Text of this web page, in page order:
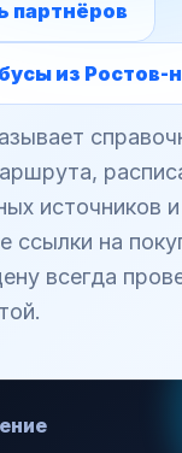
партнёров
из Ростов-
источников и
ссылки на
всегда